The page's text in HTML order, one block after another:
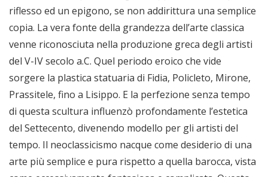
riflesso ed un epigono, se non addirittura una semplice
copia. La vera fonte della grandezza dell’arte classica
venne riconosciuta nella produzione greca degli artisti
del V-IV secolo a.C. Quel periodo eroico che vide
sorgere la plastica statuaria di Fidia, Policleto, Mirone,
Prassitele, fino a Lisippo. E la perfezione senza tempo
di questa scultura influenzò profondamente l’estetica
del Settecento, divenendo modello per gli artisti del
tempo. Il neoclassicismo nacque come desiderio di una
arte più semplice e pura rispetto a quella barocca, vista